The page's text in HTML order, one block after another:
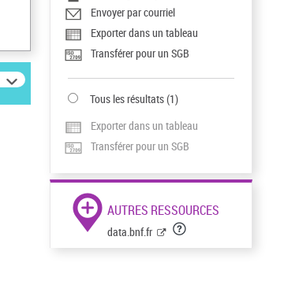
Envoyer par courriel
Exporter dans un tableau
Transférer pour un SGB
Tous les résultats(1)
Exporter dans un tableau
Transférer pour un SGB
AUTRES RESSOURCES
data.bnf.fr